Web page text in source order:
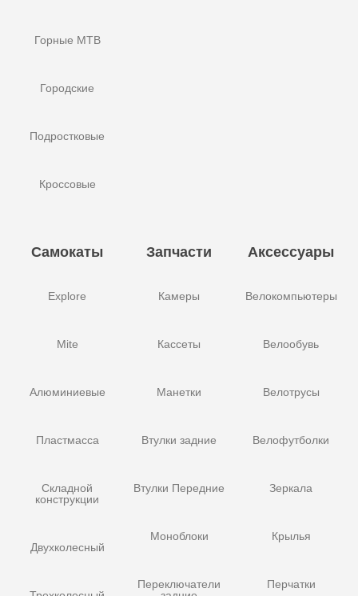
Горные MTB
Городские
Подростковые
Кроссовые
Самокаты
Explore
Mite
Алюминиевые
Пластмасса
Складной
конструкции
Двухколесный
Запчасти
Камеры
Кассеты
Манетки
Втулки задние
Втулки Передние
Моноблоки
Переключатели
Аксессуары
Велокомпьютеры
Велообувь
Велотрусы
Велофутболки
Зеркала
Крылья
Перчатки